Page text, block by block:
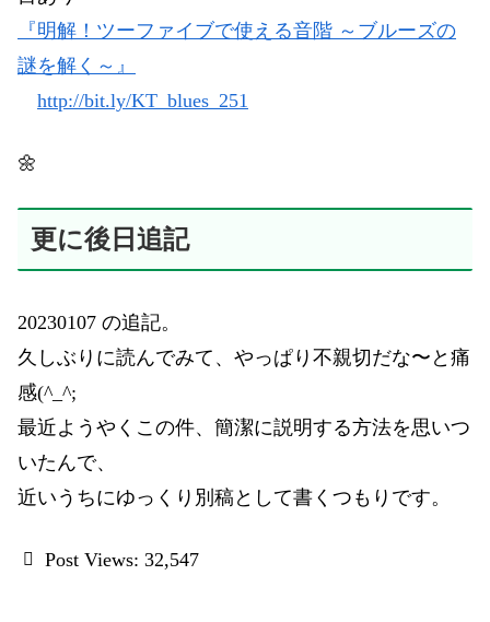
『明解！ツーファイブで使える音階 ～ブルーズの
謎を解く～』
http://bit.ly/KT_blues_251
🌼
更に後日追記
20230107 の追記。
久しぶりに読んでみて、やっぱり不親切だな〜と痛
感(^_^;
最近ようやくこの件、簡潔に説明する方法を思いつ
いたんで、
近いうちにゆっくり別稿として書くつもりです。
Post Views: 32,547